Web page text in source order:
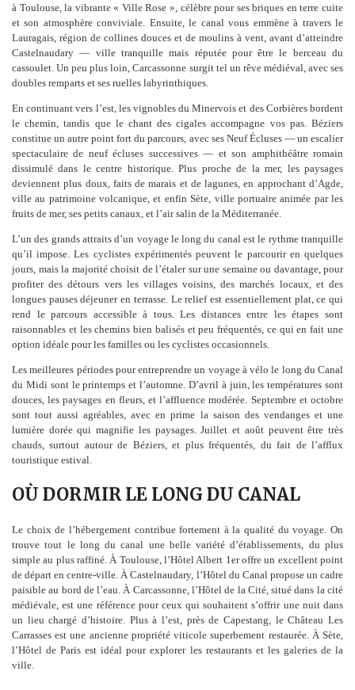
à Toulouse, la vibrante « Ville Rose », célèbre pour ses briques en terre cuite
et son atmosphère conviviale. Ensuite, le canal vous emmène à travers le
Lauragais, région de collines douces et de moulins à vent, avant d’atteindre
Castelnaudary — ville tranquille mais réputée pour être le berceau du
cassoulet. Un peu plus loin, Carcassonne surgit tel un rêve médiéval, avec ses
doubles remparts et ses ruelles labyrinthiques.
En continuant vers l’est, les vignobles du Minervois et des Corbières bordent
le chemin, tandis que le chant des cigales accompagne vos pas. Béziers
constitue un autre point fort du parcours, avec ses Neuf Écluses — un escalier
spectaculaire de neuf écluses successives — et son amphithéâtre romain
dissimulé dans le centre historique. Plus proche de la mer, les paysages
deviennent plus doux, faits de marais et de lagunes, en approchant d’Agde,
ville au patrimoine volcanique, et enfin Sète, ville portuaire animée par les
fruits de mer, ses petits canaux, et l’air salin de la Méditerranée.
L’un des grands attraits d’un voyage le long du canal est le rythme tranquille
qu’il impose. Les cyclistes expérimentés peuvent le parcourir en quelques
jours, mais la majorité choisit de l’étaler sur une semaine ou davantage, pour
profiter des détours vers les villages voisins, des marchés locaux, et des
longues pauses déjeuner en terrasse. Le relief est essentiellement plat, ce qui
rend le parcours accessible à tous. Les distances entre les étapes sont
raisonnables et les chemins bien balisés et peu fréquentés, ce qui en fait une
option idéale pour les familles ou les cyclistes occasionnels.
Les meilleures périodes pour entreprendre un voyage à vélo le long du Canal
du Midi sont le printemps et l’automne. D’avril à juin, les températures sont
douces, les paysages en fleurs, et l’affluence modérée. Septembre et octobre
sont tout aussi agréables, avec en prime la saison des vendanges et une
lumière dorée qui magnifie les paysages. Juillet et août peuvent être très
chauds, surtout autour de Béziers, et plus fréquentés, du fait de l’afflux
touristique estival.
OÙ DORMIR LE LONG DU CANAL
Le choix de l’hébergement contribue fortement à la qualité du voyage. On
trouve tout le long du canal une belle variété d’établissements, du plus
simple au plus raffiné. À Toulouse, l’Hôtel Albert 1er offre un excellent point
de départ en centre-ville. À Castelnaudary, l’Hôtel du Canal propose un cadre
paisible au bord de l’eau. À Carcassonne, l’Hôtel de la Cité, situé dans la cité
médiévale, est une référence pour ceux qui souhaitent s’offrir une nuit dans
un lieu chargé d’histoire. Plus à l’est, près de Capestang, le Château Les
Carrasses est une ancienne propriété viticole superbement restaurée. À Sète,
l’Hôtel de Paris est idéal pour explorer les restaurants et les galeries de la
ville.